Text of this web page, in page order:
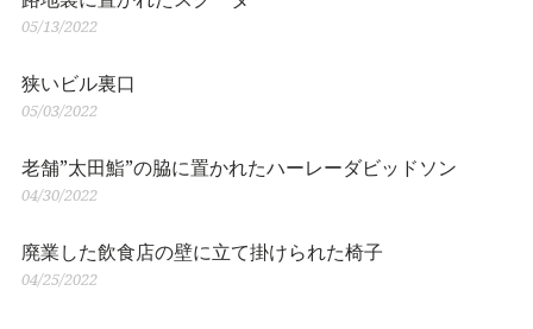
05/13/2022
狭いビル裏口
05/03/2022
老舗”太田鮨”の脇に置かれたハーレーダビッドソン
04/30/2022
廃業した飲食店の壁に立て掛けられた椅子
04/25/2022